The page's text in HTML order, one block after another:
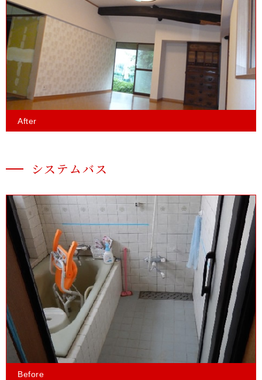
After
システムバス
Before